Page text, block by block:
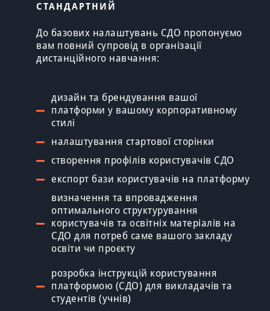
СТАНДАРТНИЙ
До базових налаштувань СДО пропонуємо
вам повний супровід в організації
дистанційного навчання:
дизайн та брендування вашої
платформи у вашому корпоративному
стилі
налаштування стартової сторінки
створення профілів користувачів СДО
експорт бази користувачів на платформу
визначення та впровадження
оптимального структурування
користувачів та освітніх матеріалів на
СДО для потреб саме вашого закладу
освіти чи проєкту
розробка інструкцій користування
платформою (СДО) для викладачів та
студентів (учнів)